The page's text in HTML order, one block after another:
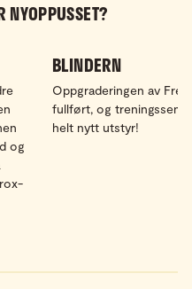
NYOPPUSSET?
og
BLINDERN
Oppgraderingen av
fullført, og
helt nytt utstyr!